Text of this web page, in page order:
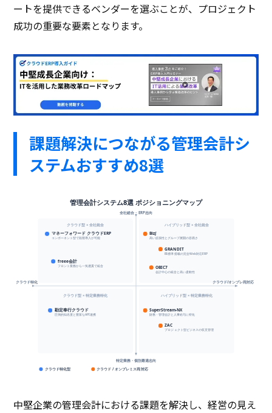
ートを提供できるベンダーを選ぶことが、プロジェクト
成功の重要な要素となります。
課題解決につながる管理会計シ
ステムおすすめ8選
管理会計システム8選 ポジショニングマップ
クラウド型 × 全社統合 ハイブリッド型 × 全社統合
クラウド型 × 特定業務特化 ハイブリッド型 × 特定業務特化
クラウド特化 クラウド/オンプレ両対応
全社総合・ERP志向
特定業務・個別最適志向
マネーフォワード クラウドERP
コンポーネント型で段階導入が可能
freee会計
フロント業務から一気通貫で統合
Biz∫
高い拡張性とグループ展開の容易さ
GRANDIT
BI標準搭載の完全Web対応ERP
OBIC7
会計中心の統合と高い柔軟性
勘定奉行クラウド
圧倒的知名度と豊富なAPI連携
SuperStream-NX
財務・管理会計と人事給与に特化
ZAC
プロジェクト型ビジネスの収支管理
クラウド特化型 クラウド / オンプレミス両対応
中堅企業の管理会計における課題を解決し、経営の見え